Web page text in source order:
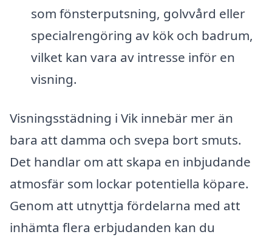
som fönsterputsning, golvvård eller
specialrengöring av kök och badrum,
vilket kan vara av intresse inför en
visning.
Visningsstädning i Vik innebär mer än
bara att damma och svepa bort smuts.
Det handlar om att skapa en inbjudande
atmosfär som lockar potentiella köpare.
Genom att utnyttja fördelarna med att
inhämta flera erbjudanden kan du